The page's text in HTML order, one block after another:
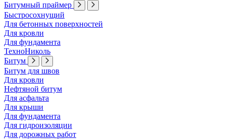
Битумный праймер
Быстросохнущий
Для бетонных поверхностей
Для кровли
Для фундамента
ТехноНиколь
Битум
Битум для швов
Для кровли
Нефтяной битум
Для асфальта
Для крыши
Для фундамента
Для гидроизоляции
Для дорожных работ